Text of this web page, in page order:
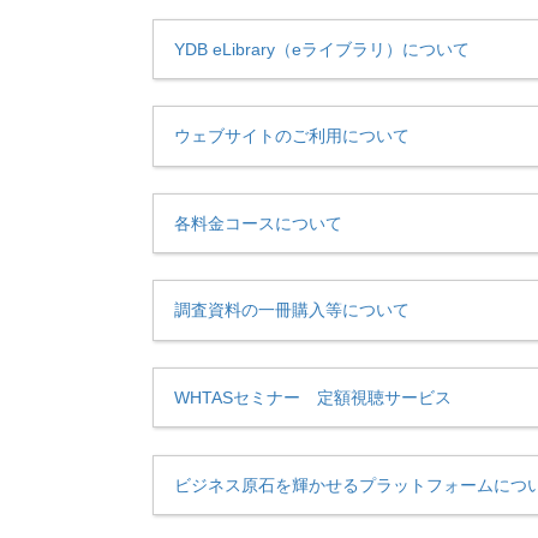
YDB eLibrary（eライブラリ）について
ウェブサイトのご利用について
各料金コースについて
調査資料の一冊購入等について
WHTASセミナー 定額視聴サービス
ビジネス原石を輝かせるプラットフォームにつ